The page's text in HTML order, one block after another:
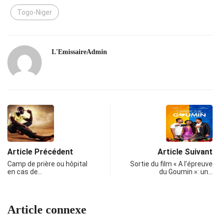
Togo-Niger
L'EmissaireAdmin
Article Précédent
Camp de prière ou hôpital
en cas de…
Article Suivant
Sortie du film « A l’épreuve
du Goumin »: un…
Article connexe